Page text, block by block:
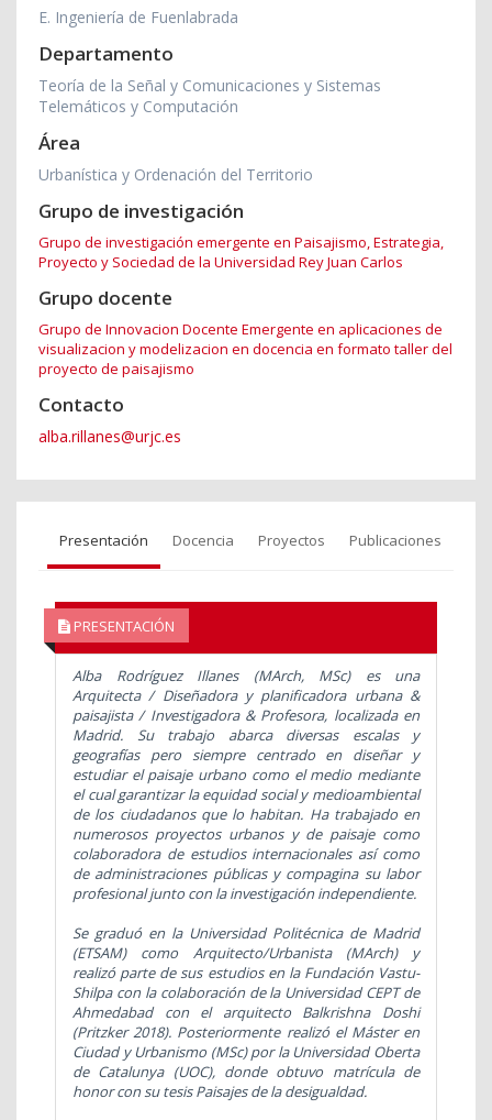
E. Ingeniería de Fuenlabrada
Departamento
Teoría de la Señal y Comunicaciones y Sistemas
Telemáticos y Computación
Área
Urbanística y Ordenación del Territorio
Grupo de investigación
Grupo de investigación emergente en Paisajismo, Estrategia,
Proyecto y Sociedad de la Universidad Rey Juan Carlos
Grupo docente
Grupo de Innovacion Docente Emergente en aplicaciones de
visualizacion y modelizacion en docencia en formato taller del
proyecto de paisajismo
Contacto
alba.rillanes@urjc.es
Presentación Docencia Proyectos Publicaciones
PRESENTACIÓN
Alba Rodríguez Illanes (MArch, MSc) es una
Arquitecta / Diseñadora y planificadora urbana &
paisajista / Investigadora & Profesora, localizada en
Madrid. Su trabajo abarca diversas escalas y
geografías pero siempre centrado en diseñar y
estudiar el paisaje urbano como el medio mediante
el cual garantizar la equidad social y medioambiental
de los ciudadanos que lo habitan. Ha trabajado en
numerosos proyectos urbanos y de paisaje como
colaboradora de estudios internacionales así como
de administraciones públicas y compagina su labor
profesional junto con la investigación independiente.
Se graduó en la Universidad Politécnica de Madrid
(ETSAM) como Arquitecto/Urbanista (MArch) y
realizó parte de sus estudios en la Fundación Vastu-
Shilpa con la colaboración de la Universidad CEPT de
Ahmedabad con el arquitecto Balkrishna Doshi
(Pritzker 2018). Posteriormente realizó el Máster en
Ciudad y Urbanismo (MSc) por la Universidad Oberta
de Catalunya (UOC), donde obtuvo matrícula de
honor con su tesis Paisajes de la desigualdad.